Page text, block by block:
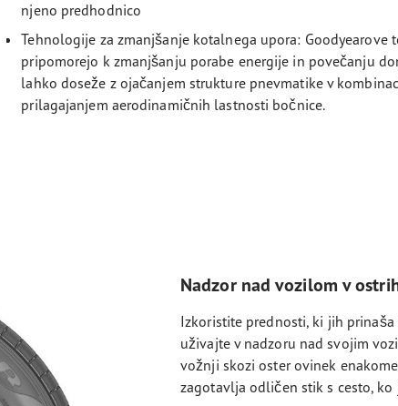
njeno predhodnico
Tehnologije za zmanjšanje kotalnega upora:
pripomorejo k zmanjšanju porabe energije in povečanju
lahko doseže z ojačanjem strukture pnevmatike v
prilagajanjem aerodinamičnih lastnosti bočnice.
Nadzor nad vozilom v
Izkoristite prednosti, ki jih
uživajte v nadzoru nad svojim
vožnji skozi oster ovinek
zagotavlja odličen stik s cesto,